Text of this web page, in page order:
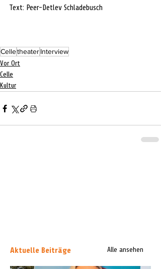
Text: Peer-Detlev Schladebusch
CelletheaterInterview
Vor Ort
Celle
Kultur
Aktuelle Beiträge Alle ansehen